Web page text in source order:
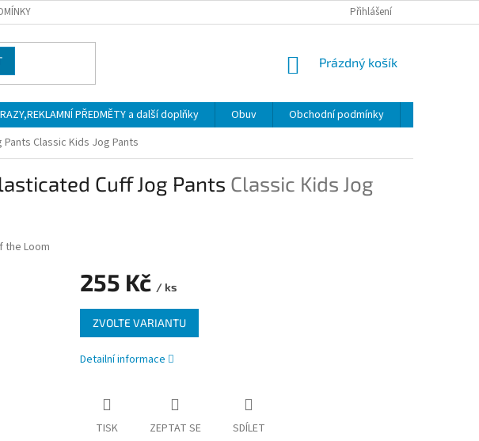
Přihlášení
NÁKUPNÍ
Prázdný košík
PŘEDMĚTY a další doplňky Obuv Obchodní podmínky
Pants Classic Kids Jog Pants
Cuff Jog Pants Classic Kids Jog
the Loom
255 Kč / ks
Měrná
cena:
ZVOLTE VARIANTU
Detailní informace
TISK ZEPTAT SE SDÍLET